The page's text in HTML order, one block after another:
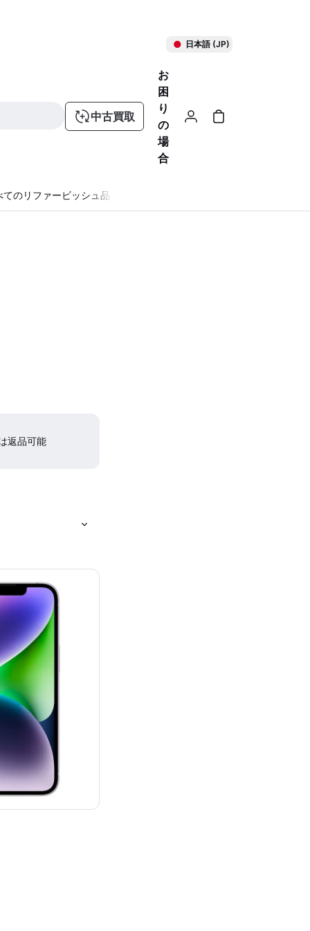
日本語 (JP)
中古買取
お
困
り
の
場
合
てのリファービッシュ品
返品可能